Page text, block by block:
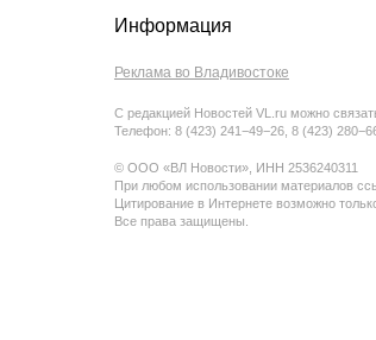
Информация
Реклама во Владивостоке
С редакцией Новостей VL.ru можно
Телефон: 8 (423) 241−49−26, 8 (423)
© ООО «ВЛ Новости», ИНН 2536240311
При любом использовании материалов
Цитирование в Интернете возможно
Все права защищены.